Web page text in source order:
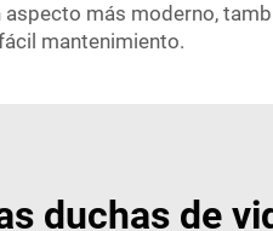
más moderno,
mantenimiento.
duchas de